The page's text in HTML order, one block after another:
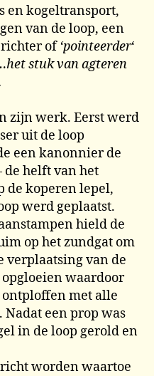
en kogeltransport,
van de loop, een
richter of ‘pointeerder‘
stuk van agteren
zijn werk. Eerst werd
uit de loop
een kanonnier de
de helft van het
de koperen lepel,
werd geplaatst.
hield de
op het zundgat om
verplaatsing van de
waardoor
met alle
een prop was
in de loop gerold en
worden waartoe